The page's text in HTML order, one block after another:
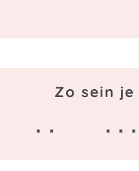
Zo sein
· · · ·